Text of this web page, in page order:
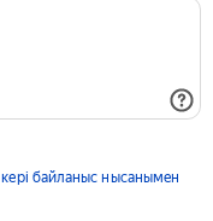
кері байланыс нысанымен